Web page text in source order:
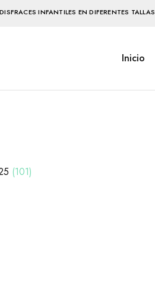
INFANTILES EN DIFERENTES TALLAS
Inicio
101